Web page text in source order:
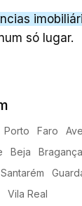
só lugar.
Porto Faro
Beja Bragança
Santarém
Vila Real